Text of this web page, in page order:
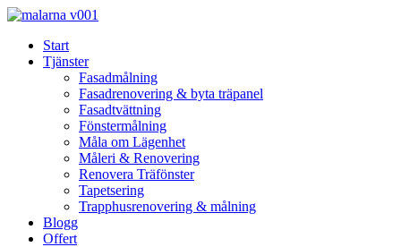
Skip
contentStart
Tjänster
Fasadmålning
Fasadrenovering & byta träpanel
Fasadtvättning
Fönstermålning
Måla om Lägenhet
Måleri & Renovering
Renovera Träfönster
Tapetsering
Trapphusrenovering & målning
Blogg
Offert